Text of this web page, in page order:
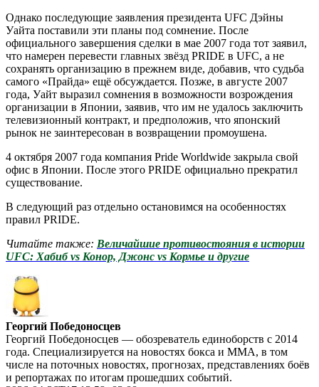
Однако последующие заявления президента UFC Дэйны
Уайта поставили эти планы под сомнение. После
официального завершения сделки в мае 2007 года тот заявил,
что намерен перевести главных звёзд PRIDE в UFC, а не
сохранять организацию в прежнем виде, добавив, что судьба
самого «Прайда» ещё обсуждается. Позже, в августе 2007
года, Уайт выразил сомнения в возможности возрождения
организации в Японии, заявив, что им не удалось заключить
телевизионный контракт, и предположив, что японский
рынок не заинтересован в возвращении промоушена.
4 октября 2007 года компания Pride Worldwide закрыла свой
офис в Японии. После этого PRIDE официально прекратил
существование.
В следующий раз отдельно остановимся на особенностях
правил PRIDE.
Читайте также: Величайшие противостояния в истории
UFC: Хабиб vs Конор, Джонс vs Кормье и другие
Георгий Победоносцев
Георгий Победоносцев — обозреватель единоборств с 2014
года. Специализируется на новостях бокса и ММА, в том
числе на поточных новостях, прогнозах, представлениях боёв
и репортажах по итогам прошедших событий.